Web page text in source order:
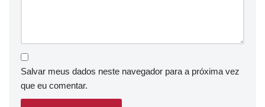
Salvar meus dados neste navegador para a próxima vez
que eu comentar.